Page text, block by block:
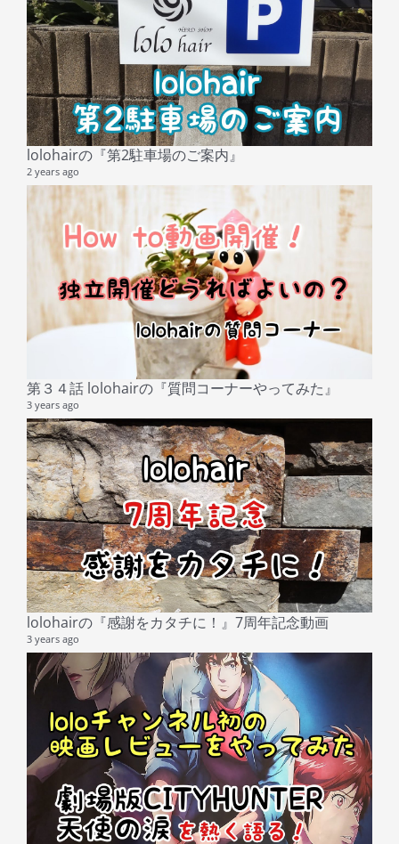
lolohairの『第2駐車場のご案内』
2 years ago
第３４話 lolohairの『質問コーナーやってみた』
3 years ago
lolohairの『感謝をカタチに！』7周年記念動画
3 years ago